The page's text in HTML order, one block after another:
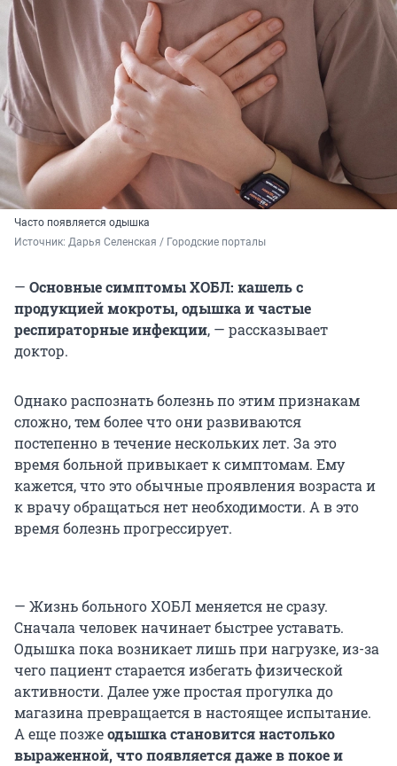
Часто появляется одышка
Источник: Дарья Селенская / Городские порталы
— Основные симптомы ХОБЛ: кашель с
продукцией мокроты, одышка и частые
респираторные инфекции, — рассказывает
доктор.
Однако распознать болезнь по этим признакам
сложно, тем более что они развиваются
постепенно в течение нескольких лет. За это
время больной привыкает к симптомам. Ему
кажется, что это обычные проявления возраста и
к врачу обращаться нет необходимости. А в это
время болезнь прогрессирует.
— Жизнь больного ХОБЛ меняется не сразу.
Сначала человек начинает быстрее уставать.
Одышка пока возникает лишь при нагрузке, из-за
чего пациент старается избегать физической
активности. Далее уже простая прогулка до
магазина превращается в настоящее испытание.
А еще позжеодышка становится настолько
выраженной, что появляется даже в покое и